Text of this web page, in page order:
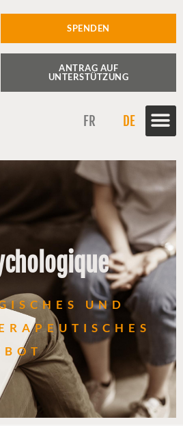
SPENDEN
ANTRAG AUF
UNTERSTÜTZUNG
FR DE
UND